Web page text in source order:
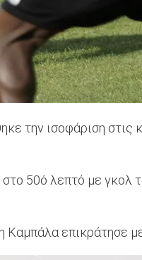
την ισοφάριση
50ό λεπτό με
Καμπάλα επικράτησε